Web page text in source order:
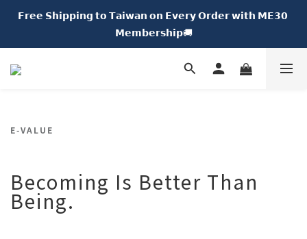
𝗡𝗘𝗪 𝗖𝗵𝘂𝗠𝗘 𝗗𝗢𝗧｜𝟱% 𝗢𝗙𝗙🍩
𝗙𝗿𝗲𝗲 𝗦𝗵𝗶𝗽𝗽𝗶𝗻𝗴 𝘁𝗼 𝗧𝗮𝗶𝘄𝗮𝗻 𝗼𝗻 𝗘𝘃𝗲𝗿𝘆 𝗢𝗿𝗱𝗲𝗿 𝘄𝗶𝘁𝗵 𝗠𝗘𝟯𝟬
𝗠𝗲𝗺𝗯𝗲𝗿𝘀𝗵𝗶𝗽🚚
𝗡𝗘𝗪 𝗖𝗵𝘂𝗠𝗘 𝗗𝗢𝗧｜𝟱% 𝗢𝗙𝗙🍩
E-VALUE
Becoming Is Better Than
Being.